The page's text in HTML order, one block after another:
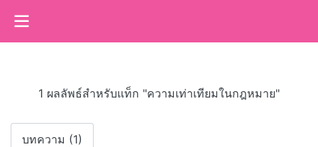
1 ผลลัพธ์สำหรับแท็ก "ความเท่าเทียมในกฎหมาย"
บทความ (1)